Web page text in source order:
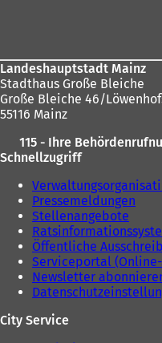
Landeshauptstadt Mainz
Stadthaus Große Bleiche
Große Bleiche 46/
55116 Mainz
115 - Ihre
Schnellzugriff
Pressemeldungen
Stellenangebote
Öffentliche
Serviceportal
Newsletter
City Service